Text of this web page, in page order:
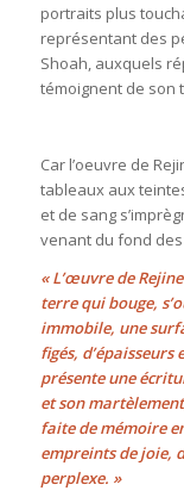
portraits plus
représentant des
Shoah, auxquels
témoignent de son
Car l’oeuvre de
tableaux aux
et de sang
venant du fond des
« L’œuvre de
terre qui bouge,
immobile, une
figés,
présente une
et son
faite de mémoire
empreints de joie,
perplexe. »